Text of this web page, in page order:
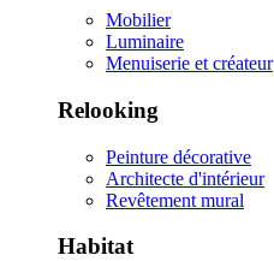
Mobilier
Luminaire
Menuiserie et créateur
Relooking
Peinture décorative
Architecte d'intérieur
Revêtement mural
Habitat